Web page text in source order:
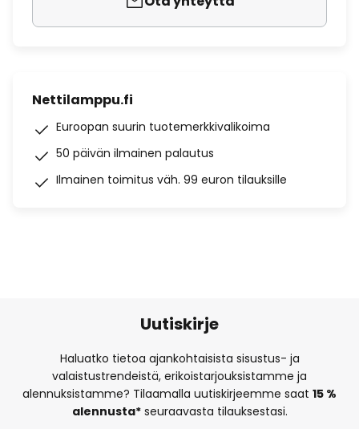
Nettilamppu.fi
Euroopan suurin tuotemerkkivalikoima
50 päivän ilmainen palautus
Ilmainen toimitus väh. 99 euron tilauksille
Uutiskirje
Haluatko tietoa ajankohtaisista sisustus- ja
valaistustrendeistä, erikoistarjouksistamme ja
alennuksistamme? Tilaamalla uutiskirjeemme saat 15 %
alennusta*seuraavasta tilauksestasi.